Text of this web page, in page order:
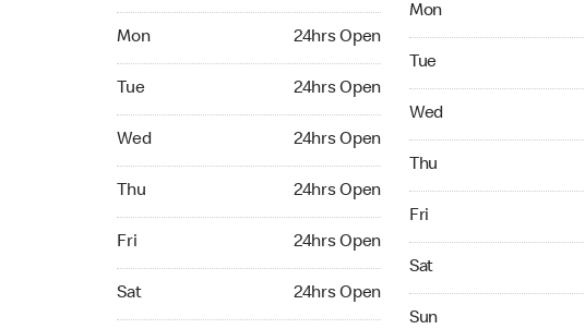
Mon 24hrs Open
Tue 24hrs Open
Wed 24hrs Open
Thu 24hrs Open
Fri 24hrs Open
Sat 24hrs Open
Mon
Tue
Wed
Thu
Fri
Sat
Sun